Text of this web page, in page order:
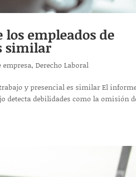
empleados de
similar
empresa,Derecho Laboral
y presencial es similar El
detecta debilidades como la omisión